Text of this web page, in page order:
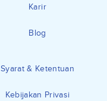
Karir
Blog
Syarat & Ketentuan
Kebijakan Privasi